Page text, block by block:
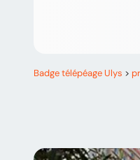
Badge télépéage Ulys >